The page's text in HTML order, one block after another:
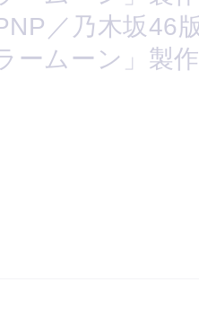
／乃木坂46
ームーン」製